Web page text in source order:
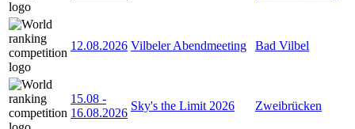
12.08.2026 Vilbeler Abendmeeting Bad Vilbel
15.08 -
16.08.2026
Sky's the Limit 2026 Zweibrücken